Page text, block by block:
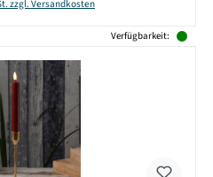
zzgl. Versandkosten
Verfügbarkeit: